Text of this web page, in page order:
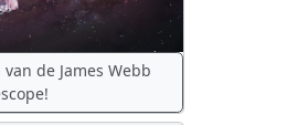
de James Webb